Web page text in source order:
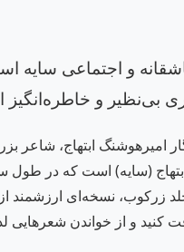
و اجتماعی سایه
بی‌نظیر و
امیرهوشنگ ابتهاج، شاعر
ابتهاج (سایه) است که در
نسخه‌ای ارزشمند
کنید و از خواندن